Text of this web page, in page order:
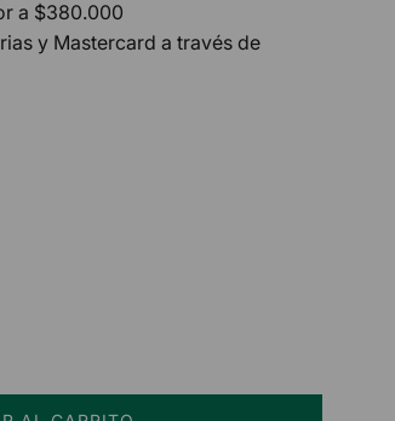
a $380.000
y Mastercard a través de